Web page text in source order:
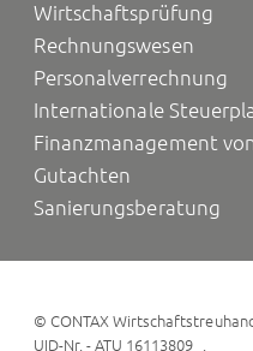
Wirtschaftsprüfung
Rechnungswesen
Personalverrechnung
Internationale
Finanzmanagement
Gutachten
Sanierungsberatung
©CONTAX
UID-Nr. - ATU 16113809